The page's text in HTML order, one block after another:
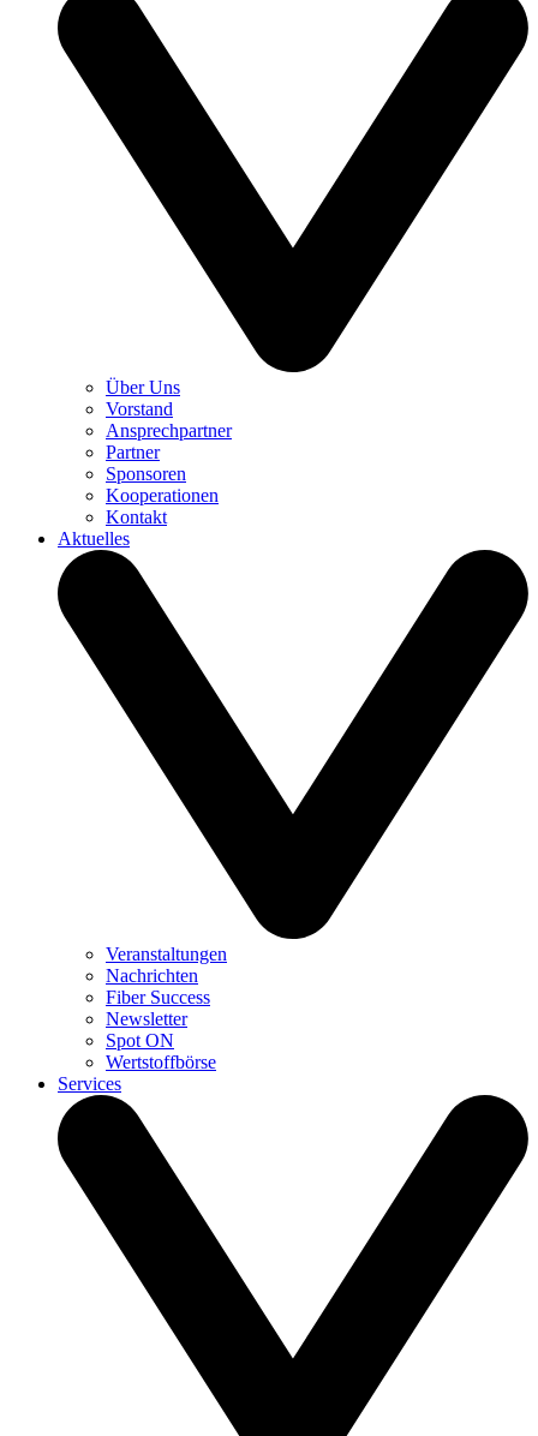
Über Uns
Vorstand
Ansprechpartner
Partner
Sponsoren
Kooperationen
Kontakt
Aktuelles
Veranstaltungen
Nachrichten
Fiber Success
Newsletter
Spot ON
Wertstoffbörse
Services